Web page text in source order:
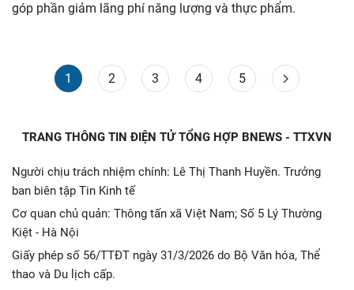
góp phần giảm lãng phí năng lượng và thực phẩm.
1 2 3 4 5
TRANG THÔNG TIN ĐIỆN TỬ TỔNG HỢP BNEWS - TTXVN
Người chịu trách nhiệm chính: Lê Thị Thanh Huyền. Trưởng
ban biên tập Tin Kinh tế
Cơ quan chủ quản: Thông tấn xã Việt Nam; Số 5 Lý Thường
Kiệt - Hà Nội
Giấy phép số 56/TTĐT ngày 31/3/2026 do Bộ Văn hóa, Thể
thao và Du lịch cấp.